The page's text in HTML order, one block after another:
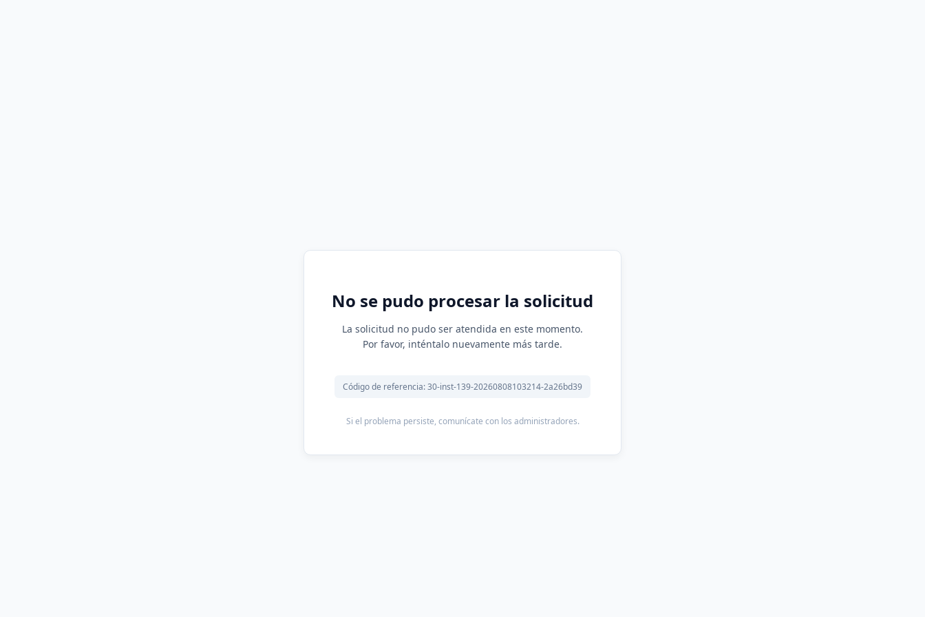
No se pudo procesar la solicitud
La solicitud no pudo ser atendida en este momento.
Por favor, inténtalo nuevamente más tarde.
Código de referencia: 30-inst-139-20260808103214-2a26bd39
Si el problema persiste, comunícate con los administradores.